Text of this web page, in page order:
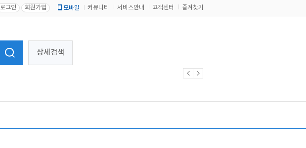
로그인 회원가입 모바일 커뮤니티 서비스안내 고객센터 즐겨찾기
상세검색